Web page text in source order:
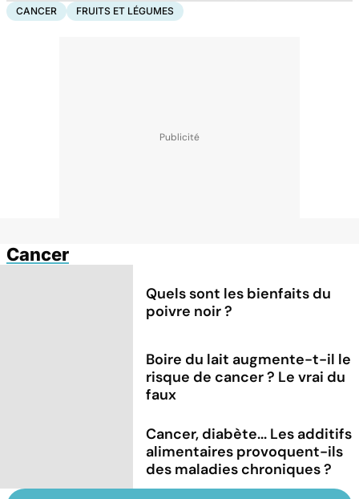
CANCER FRUITS ET LÉGUMES
Cancer
Quels sont les bienfaits du
poivre noir ?
Boire du lait augmente-t-il le
risque de cancer ? Le vrai du
faux
Cancer, diabète... Les additifs
alimentaires provoquent-ils
des maladies chroniques ?